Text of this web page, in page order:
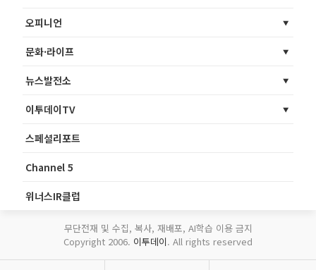
오피니언
문화·라이프
뉴스발전소
이투데이TV
스페셜리포트
Channel 5
위너스IR클럽
무단전재 및 수집, 복사, 재배포, AI학습 이용 금지
Copyright 2006. 이투데이. All rights reserved